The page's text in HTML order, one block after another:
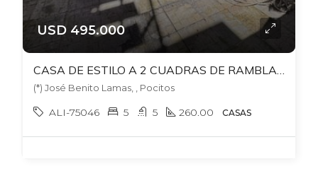
USD 495.000
(*) José Benito Lamas, , Pocitos
ALI-75046 5 5 260.00 CASAS